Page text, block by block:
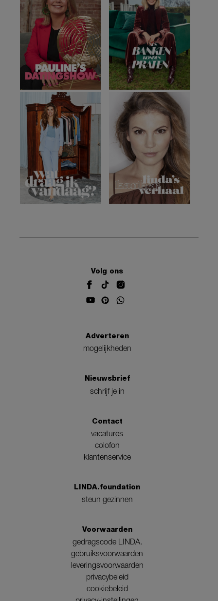
Volg ons
Adverteren
mogelijkheden
Nieuwsbrief
schrijf je in
Contact
vacatures
colofon
klantenservice
LINDA.foundation
steun gezinnen
Voorwaarden
gedragscode LINDA.
gebruiksvoorwaarden
leveringsvoorwaarden
privacybeleid
cookiebeleid